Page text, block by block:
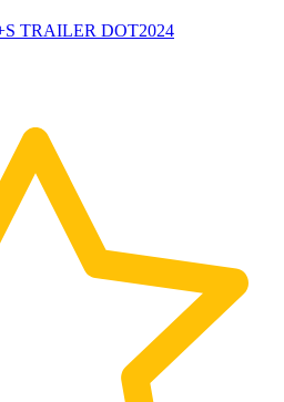
TRAILER DOT2024